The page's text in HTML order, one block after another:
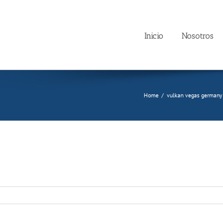
Inicio Nosotros
Home / vulkan vegas germany